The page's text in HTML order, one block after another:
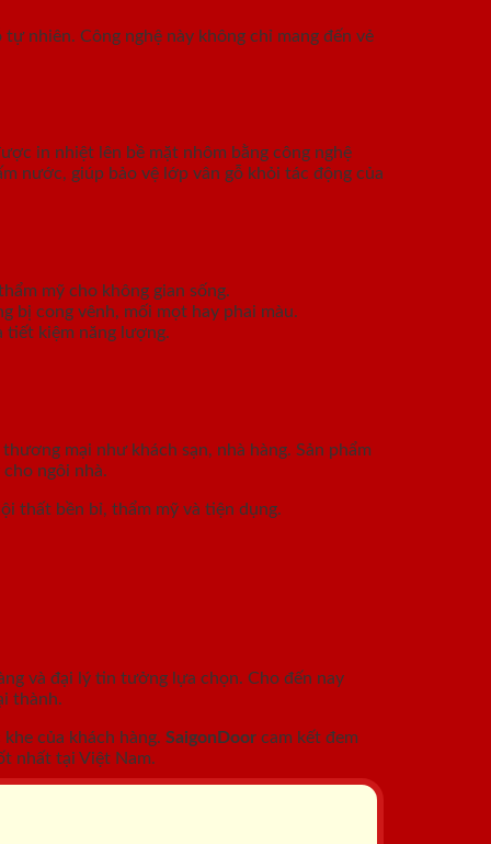
nhiên. Công nghệ này không chỉ mang đến vẻ
in nhiệt lên bề mặt nhôm bằng công nghệ
nước, giúp bảo vệ lớp vân gỗ khỏi tác động của
mỹ cho không gian sống.
bị cong vênh, mối mọt hay phai màu.
tiết kiệm năng lượng.
mại như khách sạn, nhà hàng. Sản phẩm
ngôi nhà.
thất bền bỉ, thẩm mỹ và tiện dụng.
và đại lý tin tưởng lựa chọn. Cho đến nay
thành.
của khách hàng. SaigonDoor cam kết đem
nhất tại Việt Nam.